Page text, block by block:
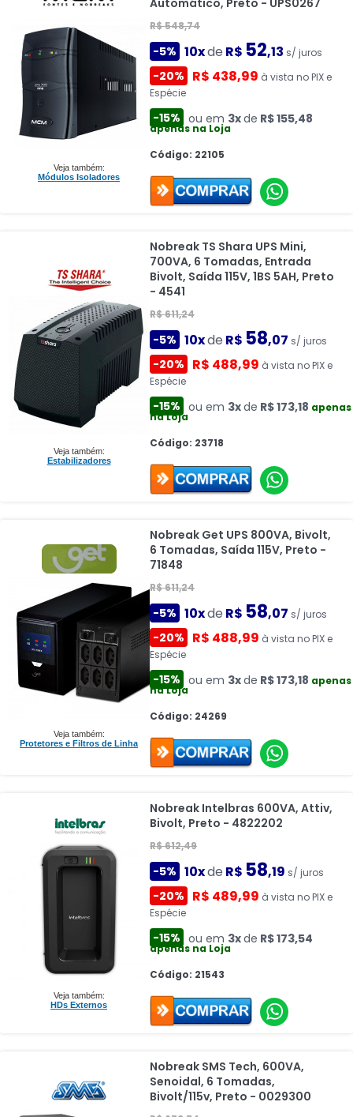
Veja também:
Módulos Isoladores
Automático, Preto - UPS0267
R$ 548,74
-5% 10xde R$ 52,13 s/ juros
-20% R$ 438,99 à vista no PIX e
Espécie
-15% ou em 3xde R$ 155,48
apenas na Loja
Código: 22105
Veja também:
Estabilizadores
Nobreak TS Shara UPS Mini,
700VA, 6 Tomadas, Entrada
Bivolt, Saída 115V, 1BS 5AH, Preto
- 4541
R$ 611,24
-5% 10xde R$ 58,07 s/ juros
-20% R$ 488,99 à vista no PIX e
Espécie
-15% ou em 3xde R$ 173,18 apenas
na Loja
Código: 23718
Veja também:
Protetores e Filtros de Linha
Nobreak Get UPS 800VA, Bivolt,
6 Tomadas, Saída 115V, Preto -
71848
R$ 611,24
-5% 10xde R$ 58,07 s/ juros
-20% R$ 488,99 à vista no PIX e
Espécie
-15% ou em 3xde R$ 173,18 apenas
na Loja
Código: 24269
Veja também:
HDs Externos
Nobreak Intelbras 600VA, Attiv,
Bivolt, Preto - 4822202
R$ 612,49
-5% 10xde R$ 58,19 s/ juros
-20% R$ 489,99 à vista no PIX e
Espécie
-15% ou em 3xde R$ 173,54
apenas na Loja
Código: 21543
Nobreak SMS Tech, 600VA,
Senoidal, 6 Tomadas,
Bivolt/115v, Preto - 0029300